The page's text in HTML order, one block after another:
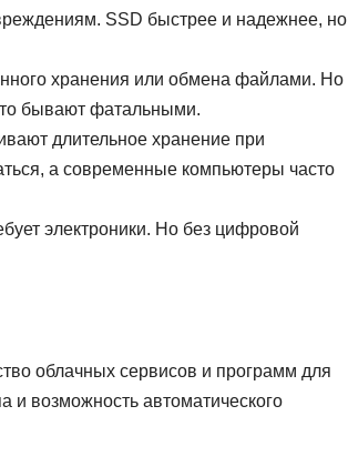
SSD быстрее и надежнее, но
хранения или обмена файлами. Но
бывают фатальными.
длительное хранение при
а современные компьютеры часто
электроники. Но без цифровой
облачных сервисов и программ для
и возможность автоматического